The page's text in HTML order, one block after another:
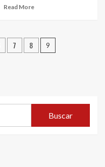
Read More
7 8 9
Buscar